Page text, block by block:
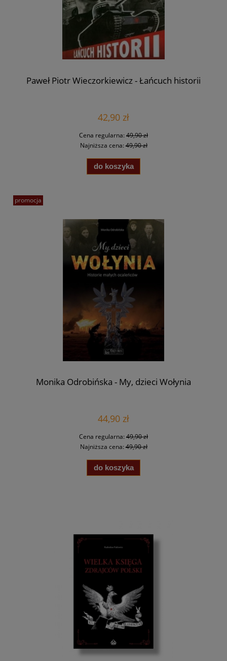
Paweł Piotr Wieczorkiewicz - Łańcuch historii
42,90 zł
Cena regularna: 49,90 zł
Najniższa cena:49,90 zł
do koszyka
Monika Odrobińska - My, dzieci Wołynia
44,90 zł
Cena regularna: 49,90 zł
Najniższa cena:49,90 zł
do koszyka
promocja